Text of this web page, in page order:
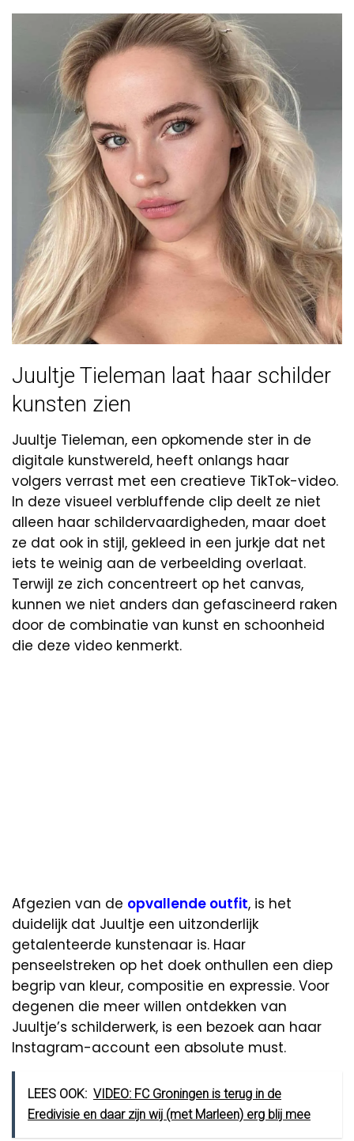
Juultje Tieleman laat haar schilder
kunsten zien
Juultje Tieleman, een opkomende ster in de
digitale kunstwereld, heeft onlangs haar
volgers verrast met een creatieve TikTok-video.
In deze visueel verbluffende clip deelt ze niet
alleen haar schildervaardigheden, maar doet
ze dat ook in stijl, gekleed in een jurkje dat net
iets te weinig aan de verbeelding overlaat.
Terwijl ze zich concentreert op het canvas,
kunnen we niet anders dan gefascineerd raken
door de combinatie van kunst en schoonheid
die deze video kenmerkt.
Afgezien van de opvallende outfit, is het
duidelijk dat Juultje een uitzonderlijk
getalenteerde kunstenaar is. Haar
penseelstreken op het doek onthullen een diep
begrip van kleur, compositie en expressie. Voor
degenen die meer willen ontdekken van
Juultje’s schilderwerk, is een bezoek aan haar
Instagram-account een absolute must.
LEES OOK: VIDEO: FC Groningen is terug in de
Eredivisie en daar zijn wij (met Marleen) erg blij mee